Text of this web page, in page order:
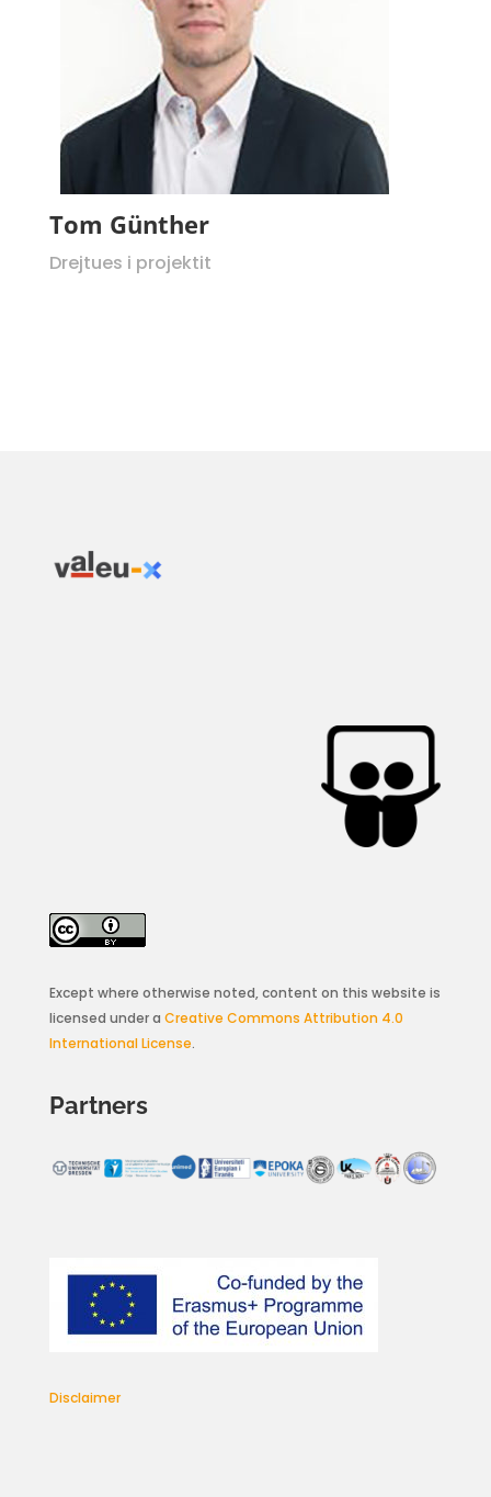
Tom Günther
Drejtues i projektit
Except where otherwise noted, content on this website is
licensed under a Creative Commons Attribution 4.0
International License.
Partners
Disclaimer